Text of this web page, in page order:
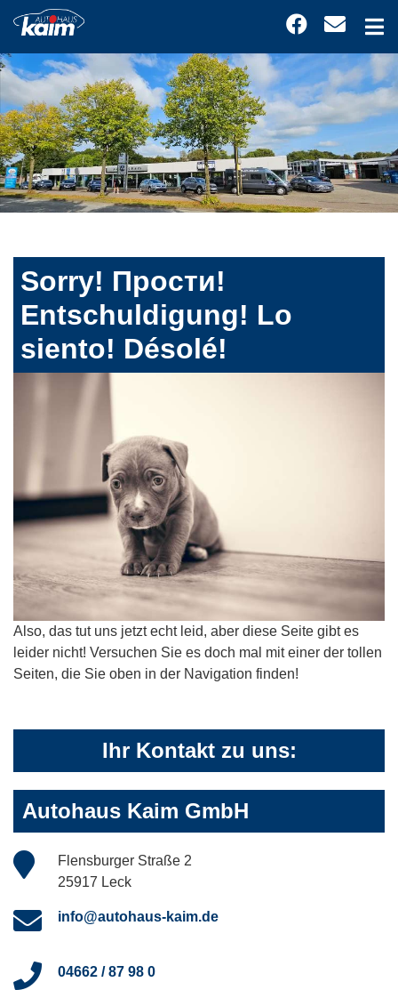
Sorry! Прости!
Entschuldigung! Lo
siento! Désolé!
Also, das tut uns jetzt echt leid, aber diese Seite gibt es
leider nicht! Versuchen Sie es doch mal mit einer der tollen
Seiten, die Sie oben in der Navigation finden!
Ihr Kontakt zu uns:
Autohaus Kaim GmbH
Flensburger Straße 2
25917 Leck
info@autohaus-kaim.de
04662 / 87 98 0